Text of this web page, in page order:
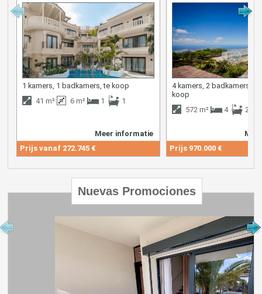
1 kamers, 1 badkamers, te koop
41 m²
6 m² 1 1
Meer informatie
Prijs vanaf 272.745 €
4 kamers, 2 badkamers,
koop
572 m²
4 2
Prijs 970.000 €
Nuevas Promociones